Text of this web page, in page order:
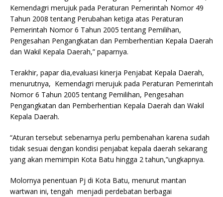
Kemendagri merujuk pada Peraturan Pemerintah Nomor 49
Tahun 2008 tentang Perubahan ketiga atas Peraturan
Pemerintah Nomor 6 Tahun 2005 tentang Pemilihan,
Pengesahan Pengangkatan dan Pemberhentian Kepala Daerah
dan Wakil Kepala Daerah,” paparnya.
Terakhir, papar dia,evaluasi kinerja Penjabat Kepala Daerah,
menurutnya, Kemendagri merujuk pada Peraturan Pemerintah
Nomor 6 Tahun 2005 tentang Pemilihan, Pengesahan
Pengangkatan dan Pemberhentian Kepala Daerah dan Wakil
Kepala Daerah.
“Aturan tersebut sebenarnya perlu pembenahan karena sudah
tidak sesuai dengan kondisi penjabat kepala daerah sekarang
yang akan memimpin Kota Batu hingga 2 tahun,”ungkapnya.
Molornya penentuan Pj di Kota Batu, menurut mantan
wartwan ini, tengah menjadi perdebatan berbagai